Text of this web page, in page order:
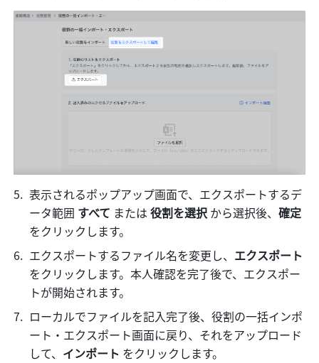
表示されるポップアップ画面で、エクスポートするデ
ータ範囲 すべて または 役割を選択 から選択後、
をクリックします。
エクスポートするファイル名を変更し、
をクリックします。本人確認を完了後で、エクスポー
トが開始されます。
ローカルでファイルを記入完了後、役割の一括インポ
ート・エクスポート画面に戻り、それをアップロード
して、 インポート をクリックします。